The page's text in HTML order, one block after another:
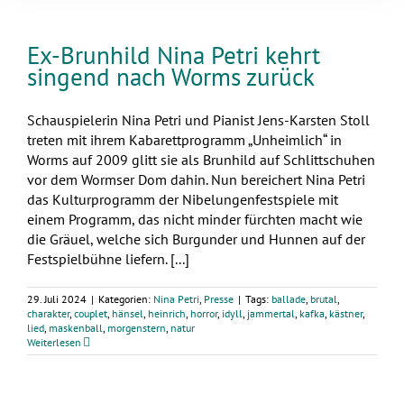
Ex-Brunhild Nina Petri kehrt
singend nach Worms zurück
Schauspielerin Nina Petri und Pianist Jens-Karsten Stoll
treten mit ihrem Kabarettprogramm „Unheimlich“ in
Worms auf 2009 glitt sie als Brunhild auf Schlittschuhen
vor dem Wormser Dom dahin. Nun bereichert Nina Petri
das Kulturprogramm der Nibelungenfestspiele mit
einem Programm, das nicht minder fürchten macht wie
die Gräuel, welche sich Burgunder und Hunnen auf der
Festspielbühne liefern. [...]
29. Juli 2024 | Kategorien: Nina Petri Presse | Tags: ballade brutal
charakter, couplet hänsel heinrich horror, idyll jammertal kafka kästner,
lied maskenball morgenstern natur
Weiterlesen